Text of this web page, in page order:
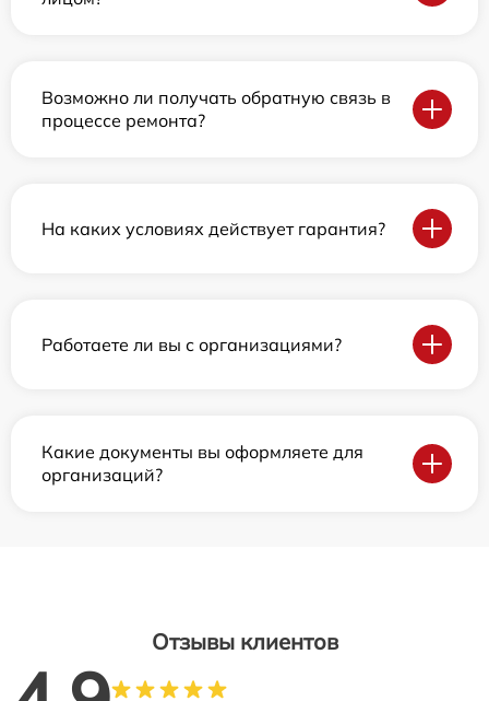
Возможно ли получать обратную связь в
процессе ремонта?
На каких условиях действует гарантия?
Работаете ли вы с организациями?
Какие документы вы оформляете для
организаций?
Отзывы клиентов